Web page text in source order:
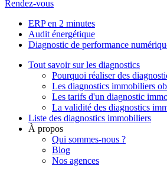
Rendez-vous
ERP en 2 minutes
Audit énergétique
Diagnostic de performance
Tout savoir sur les diagnostics
Pourquoi réaliser des
Les diagnostics immobiliers
Les tarifs d'un diagnostic
La validité des diagnostics
Liste des diagnostics immobiliers
À propos
Qui sommes-nous ?
Blog
Nos agences